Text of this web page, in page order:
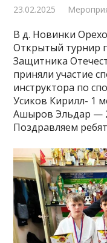
23.02.2025
В д. Новинки
Открытый турнир
Защитника
приняли участие
инструктора по
Усиков Кирилл- 1
Ашыров Эльдар —
Поздравляем